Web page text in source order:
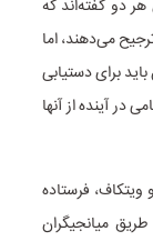
هر دو گفته‌اند که
می‌دهند، اما
برای دستیابی
در آینده از آنها
ویتکاف، فرستاده
میانجیگران